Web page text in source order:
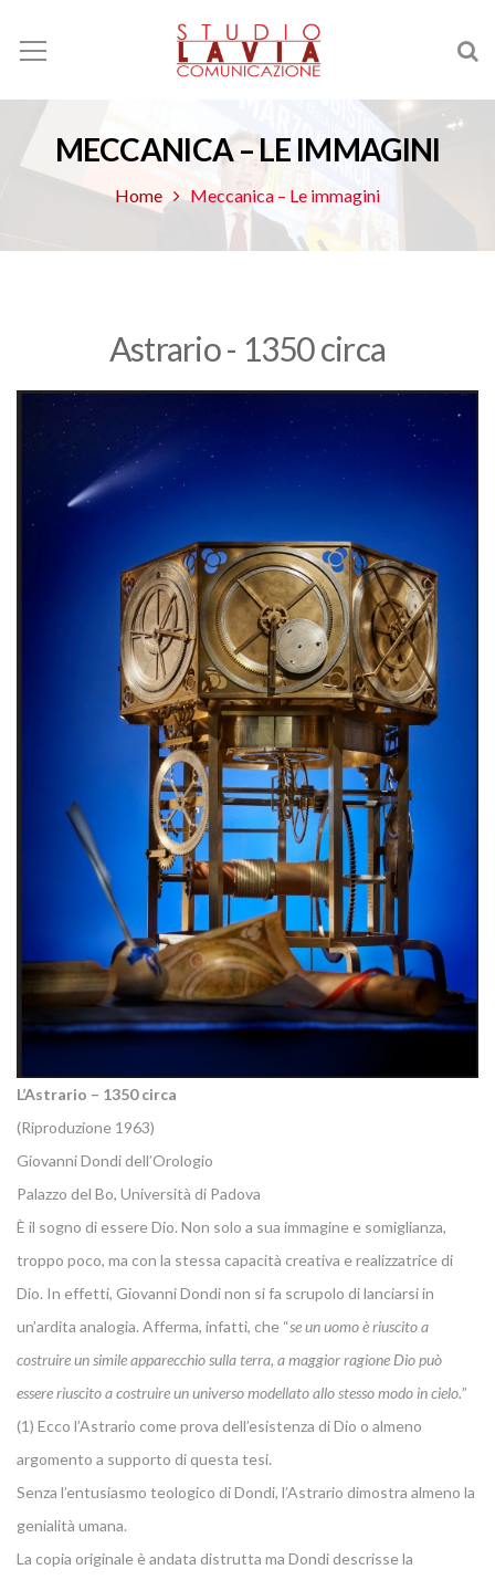
MECCANICA – LE IMMAGINI
Home Meccanica – Le immagini
Astrario - 1350 circa
L’Astrario – 1350 circa
(Riproduzione 1963)
Giovanni Dondi dell’Orologio
Palazzo del Bo, Università di Padova
È il sogno di essere Dio. Non solo a sua immagine e somiglianza,
troppo poco, ma con la stessa capacità creativa e realizzatrice di
Dio. In effetti, Giovanni Dondi non si fa scrupolo di lanciarsi in
un’ardita analogia. Afferma, infatti, che “se un uomo è riuscito a
costruire un simile apparecchio sulla terra, a maggior ragione Dio può
essere riuscito a costruire un universo modellato allo stesso modo in cielo.”
(1) Ecco l’Astrario come prova dell’esistenza di Dio o almeno
argomento a supporto di questa tesi.
Senza l’entusiasmo teologico di Dondi, l’Astrario dimostra almeno la
genialità umana.
La copia originale è andata distrutta ma Dondi descrisse la